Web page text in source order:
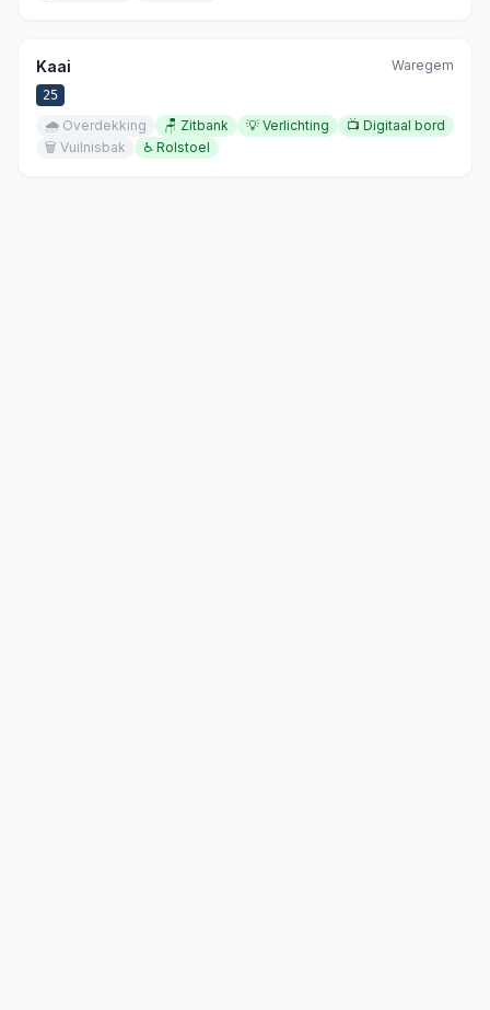
Kaai Waregem
25
🌧️ Overdekking 🪑 Zitbank 💡 Verlichting 📺 Digitaal bord
🗑️ Vuilnisbak ♿ Rolstoel